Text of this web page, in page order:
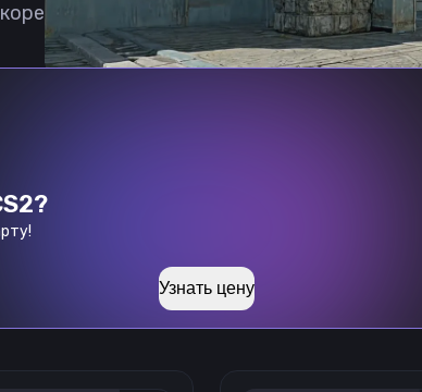
вернулся в академию. 21 июня 2023
Узнать цену